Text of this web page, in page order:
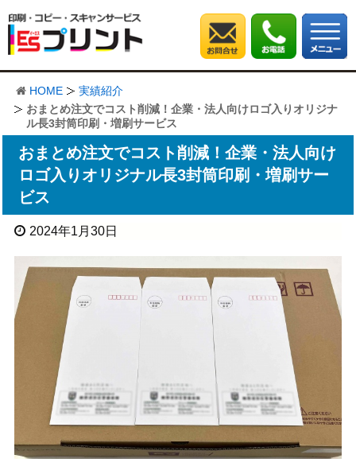
HOME
実績紹介
おまとめ注文でコスト削減！企業・法人向けロゴ入りオリジナ
ル長3封筒印刷・増刷サービス
おまとめ注文でコスト削減！企業・法人向け
ロゴ入りオリジナル長3封筒印刷・増刷サー
ビス
2024年1月30日